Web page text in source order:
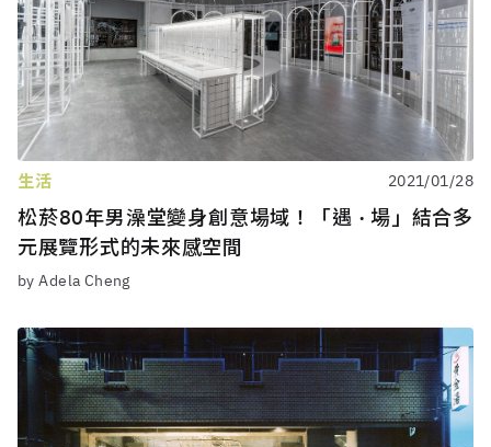
生活 2021/01/28
松菸80年男澡堂變身創意場域！「遇 · 場」結合多
元展覽形式的未來感空間
by Adela Cheng